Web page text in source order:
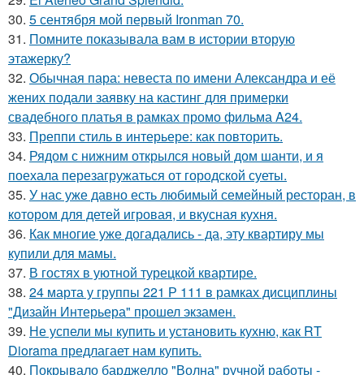
30. 5 сентября мой первый Ironman 70.
31. Помните показывала вам в истории вторую
этажерку?
32. Обычная пара: невеста по имени Александра и её
жених подали заявку на кастинг для примерки
свадебного платья в рамках промо фильма A24.
33. Преппи стиль в интерьере: как повторить.
34. Рядом с нижним открылся новый дом шанти, и я
поехала перезагружаться от городской суеты.
35. У нас уже давно есть любимый семейный ресторан, в
котором для детей игровая, и вкусная кухня.
36. Как многие уже догадались - да, эту квартиру мы
купили для мамы.
37. В гостях в уютной турецкой квартире.
38. 24 марта у группы 221 Р 111 в рамках дисциплины
"Дизайн Интерьера" прошел экзамен.
39. Не успели мы купить и установить кухню, как RT
Diorama предлагает нам купить.
40. Покрывало барджелло "Волна" ручной работы -